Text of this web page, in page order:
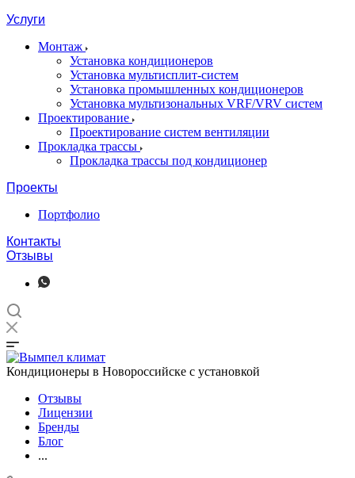
Услуги
Монтаж
Установка кондиционеров
Установка мультисплит-систем
Установка промышленных кондиционеров
Установка мультизональных VRF/VRV систем
Проектирование
Проектирование систем вентиляции
Прокладка трассы
Прокладка трассы под кондиционер
Проекты
Портфолио
Контакты
Отзывы
Кондиционеры в Новороссийске с установкой
Отзывы
Лицензии
Бренды
Блог
...